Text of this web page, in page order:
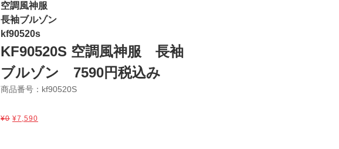
空調風神服
長袖ブルゾン
kf90520s
KF90520S 空調風神服 長袖
ブルゾン 7590円税込み
商品番号：kf90520S
¥0 ¥7,590